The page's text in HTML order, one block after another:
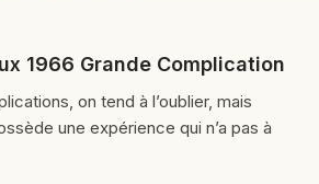
1966 Grande Complication
on tend à l’oublier, mais
une expérience qui n’a pas à